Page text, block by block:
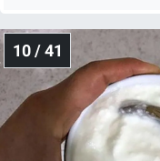
10 / 41